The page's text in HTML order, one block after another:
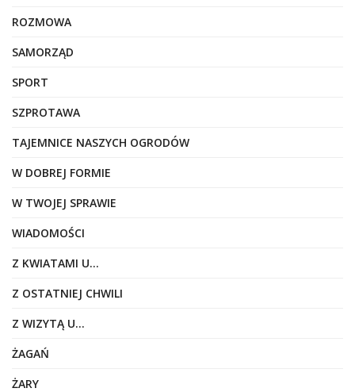
ROZMOWA
SAMORZĄD
SPORT
SZPROTAWA
TAJEMNICE NASZYCH OGRODÓW
W DOBREJ FORMIE
W TWOJEJ SPRAWIE
WIADOMOŚCI
Z KWIATAMI U…
Z OSTATNIEJ CHWILI
Z WIZYTĄ U…
ŻAGAŃ
ŻARY